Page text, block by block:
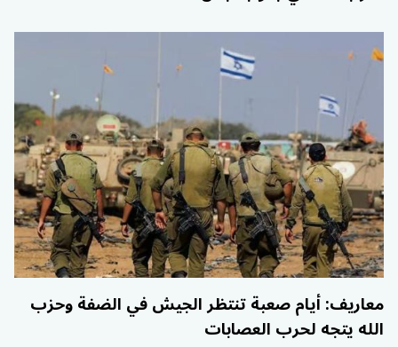
معاريف: أيام صعبة تنتظر الجيش في الضفة وحزب
الله يتجه لحرب العصابات